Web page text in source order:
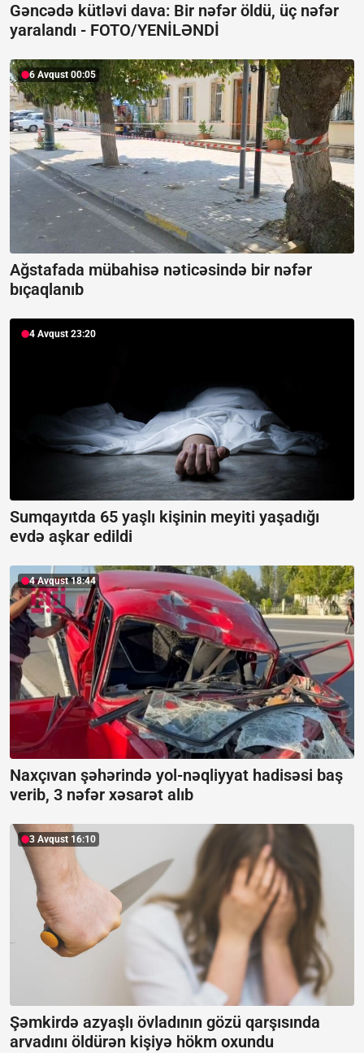
Gəncədə kütləvi dava: Bir nəfər öldü, üç nəfər
yaralandı - FOTO/YENİLƏNDİ
6 Avqust 00:05
Ağstafada mübahisə nəticəsində bir nəfər
bıçaqlanıb
4 Avqust 23:20
Sumqayıtda 65 yaşlı kişinin meyiti yaşadığı
evdə aşkar edildi
4 Avqust 18:44
Naxçıvan şəhərində yol-nəqliyyat hadisəsi baş
verib, 3 nəfər xəsarət alıb
3 Avqust 16:10
Şəmkirdə azyaşlı övladının gözü qarşısında
arvadını öldürən kişiyə hökm oxundu